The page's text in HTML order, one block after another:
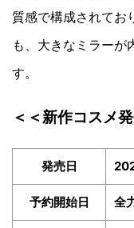
質感で構成されてお
も、大きなミラーが
す。
＜＜新作コスメ
発売日
予約開始日 全